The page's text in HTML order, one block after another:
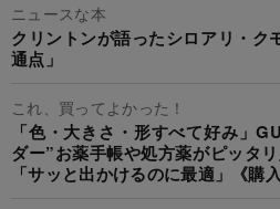
ニュースな本
クリントンが語ったシロアリ・ク
通点」
これ、買ってよかった！
「色・大きさ・形すべて好み」
ダー”お薬手帳や処方薬がピッタ
「サッと出かけるのに最適」《購